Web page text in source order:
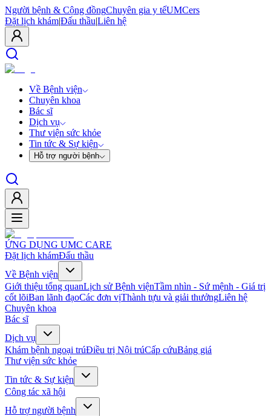
Người bệnh & Cộng đồngChuyên gia y tếUMCers
Đặt lịch khám|Đấu thầu|Liên hệ
Về Bệnh viện
Chuyên khoa
Bác sĩ
Dịch vụ
Thư viện sức khỏe
Tin tức & Sự kiện
Hỗ trợ người bệnh
ỨNG DỤNG UMC CARE
Đặt lịch khámĐấu thầu
Về Bệnh viện
Giới thiệu tổng quanLịch sử Bệnh việnTầm nhìn - Sứ mệnh - Giá trị
cốt lõiBan lãnh đạoCác đơn vịThành tựu và giải thưởngLiên hệ
Chuyên khoa
Bác sĩ
Dịch vụ
Khám bệnh ngoại trúĐiều trị Nội trúCấp cứuBảng giá
Thư viện sức khỏe
Tin tức & Sự kiện
Công tác xã hội
Hỗ trợ người bệnh